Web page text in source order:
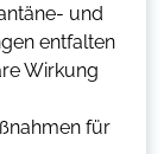
und
entfalten
Wirkung
für